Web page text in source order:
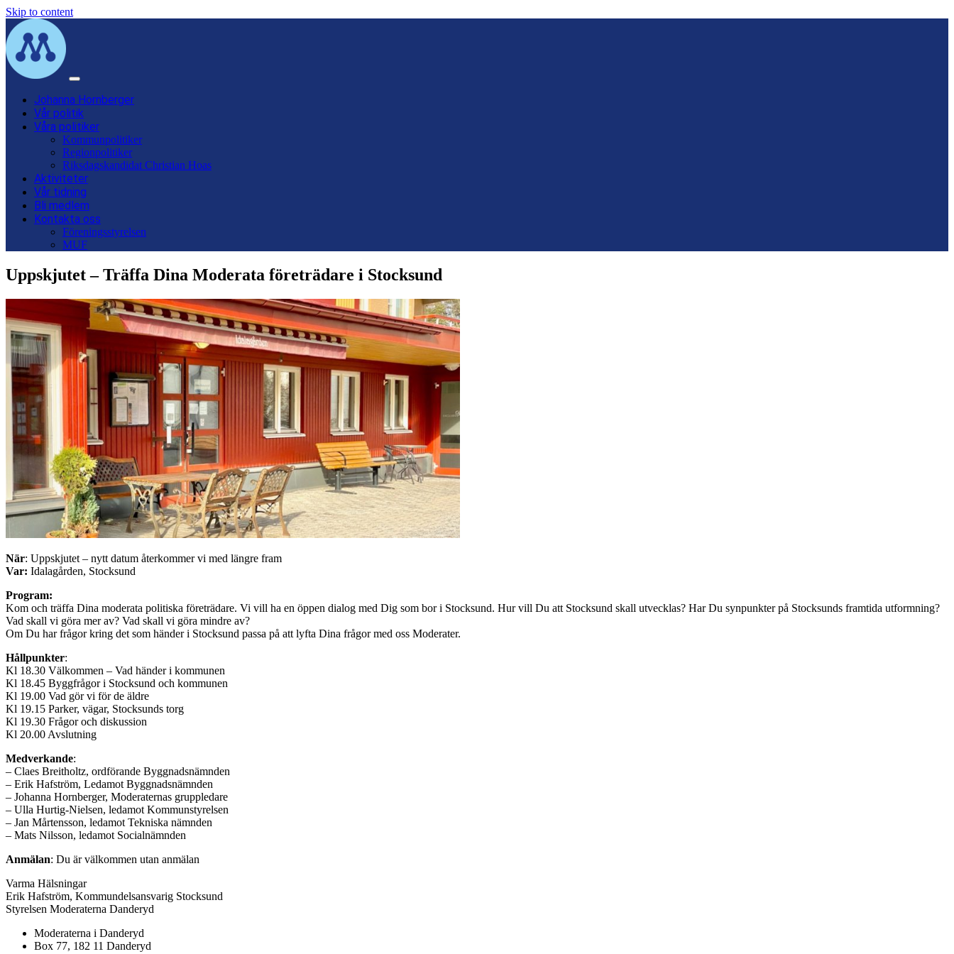
Skip to content
Main
Navigation
Johanna Hornberger
Vår politik
Våra politiker
Kommunpolitiker
Regionpolitiker
Riksdagskandidat Christian Hoas
Aktiviteter
Vår tidning
Bli medlem
Kontakta oss
Föreningsstyrelsen
MUF
Uppskjutet – Träffa Dina Moderata företrädare i Stocksund
När: Uppskjutet – nytt datum återkommer vi med längre fram
Var: Idalagården, Stocksund
Program:
Kom och träffa Dina moderata politiska företrädare. Vi vill ha en öppen dialog med Dig som bor i Stocksund. Hur vill Du att Stocksund skall utvecklas? Har Du synpunkter på Stocksunds framtida utformning?
Vad skall vi göra mer av? Vad skall vi göra mindre av?
Om Du har frågor kring det som händer i Stocksund passa på att lyfta Dina frågor med oss Moderater.
Hållpunkter:
Kl 18.30 Välkommen – Vad händer i kommunen
Kl 18.45 Byggfrågor i Stocksund och kommunen
Kl 19.00 Vad gör vi för de äldre
Kl 19.15 Parker, vägar, Stocksunds torg
Kl 19.30 Frågor och diskussion
Kl 20.00 Avslutning
Medverkande:
– Claes Breitholtz, ordförande Byggnadsnämnden
– Erik Hafström, Ledamot Byggnadsnämnden
– Johanna Hornberger, Moderaternas gruppledare
– Ulla Hurtig-Nielsen, ledamot Kommunstyrelsen
– Jan Mårtensson, ledamot Tekniska nämnden
– Mats Nilsson, ledamot Socialnämnden
Anmälan: Du är välkommen utan anmälan
Varma Hälsningar
Erik Hafström, Kommundelsansvarig Stocksund
Styrelsen Moderaterna Danderyd
Moderaterna i Danderyd
Box 77, 182 11 Danderyd